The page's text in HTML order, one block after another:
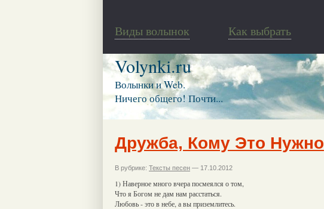
Виды волынок Как выбрать
Volynki.ru
Волынки и Web.
Ничего общего! Почти...
Дружба, Кому Это Нужно
В рубрике: Тексты песен — 17.10.2012
1) Наверное много вчера посмеялся о том,
Что я Богом не дам нам расстаться.
Любовь - это в небе, а вы приземлитесь.